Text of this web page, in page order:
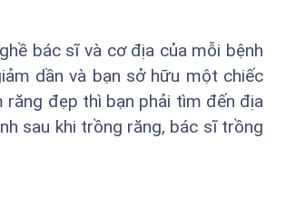
bác sĩ và cơ địa của mỗi bệnh
dần và bạn sở hữu một chiếc
răng đẹp thì bạn phải tìm đến địa
sau khi trồng răng, bác sĩ trồng